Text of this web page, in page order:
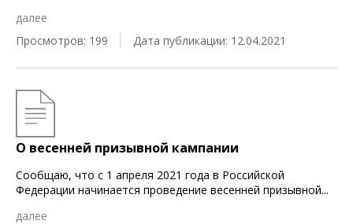
далее
Просмотров: 199
Дата публикации: 12.04.2021
О весенней призывной кампании
Сообщаю, что с 1 апреля 2021 года в Российской
Федерации начинается проведение весенней призывной...
далее